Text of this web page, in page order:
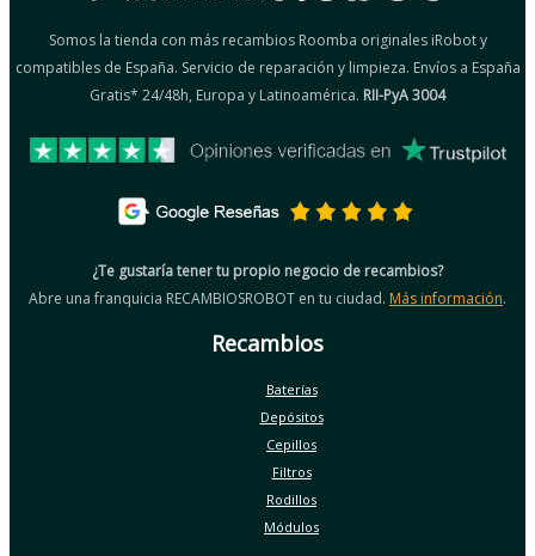
Somos la tienda con más recambios Roomba originales iRobot y
compatibles de España. Servicio de reparación y limpieza. Envíos a España
Gratis* 24/48h, Europa y Latinoamérica. RII-PyA 3004
¿Te gustaría tener tu propio negocio de recambios?
Abre una franquicia RECAMBIOSROBOT en tu ciudad. Más información.
Recambios
Baterías
Depósitos
Cepillos
Filtros
Rodillos
Módulos